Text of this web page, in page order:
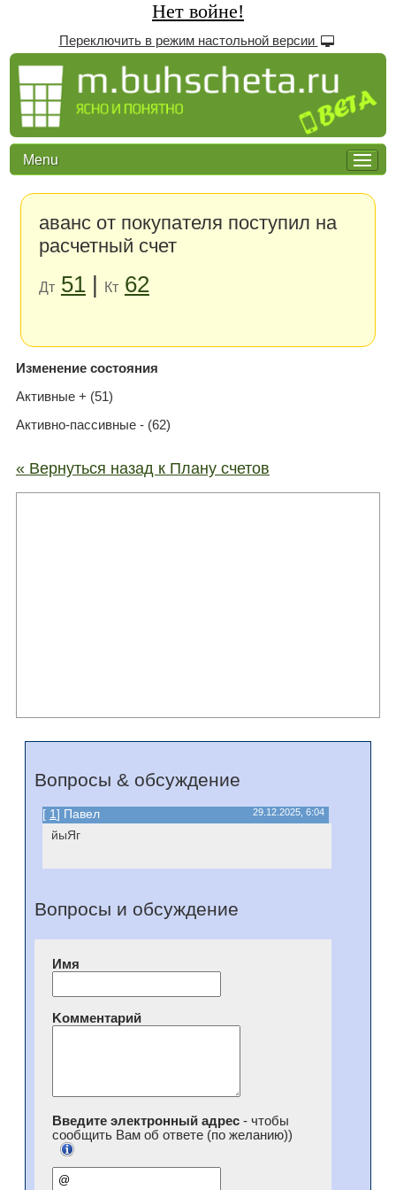
Нет войне!
Переключить в режим настольной версии
Menu
аванс от покупателя поступил на
расчетный счет
Дт 51| Кт 62
Изменение состояния
Активные + (51)
Активно-пассивные - (62)
« Вернуться назад к Плану счетов
Вопросы & обсуждение
[ 1] Павел 29.12.2025, 6:04
йыЯг
Вопросы и обсуждение
Имя
Kомментарий
Введите электронный адрес- чтобы
сообщить Вам об ответе (по желанию))